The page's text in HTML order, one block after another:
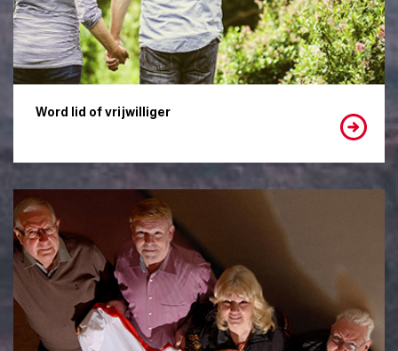
Word lid of vrijwilliger